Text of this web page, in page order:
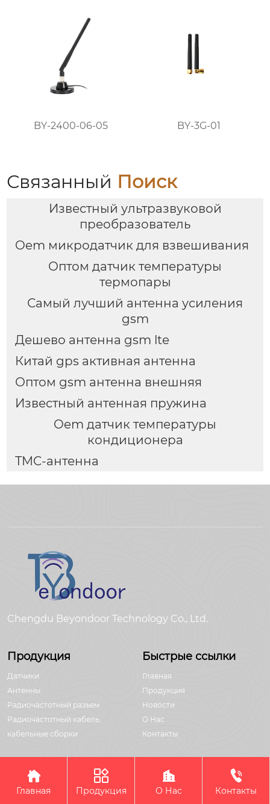
BY-2400-06-05 BY-3G-01
Связанный Поиск
Известный ультразвуковой
преобразователь
Oem микродатчик для взвешивания
Оптом датчик температуры
термопары
Самый лучший антенна усиления
gsm
Дешево антенна gsm lte
Китай gps активная антенна
Оптом gsm антенна внешняя
Известный антенная пружина
Oem датчик температуры
кондиционера
TMC-антенна
Chengdu Beyondoor Technology Co., Ltd.
Продукция
Датчики
Антенны
Радиочастотный разъем
Радиочастотный кабель,
кабельные сборки
Быстрые ссылки
Главная
Продукция
Новости
О Hас
Контакты
Авторское право©Chengdu Beyondoor Technology Co., Ltd.

Главная

Продукция

О Нас

Контакты